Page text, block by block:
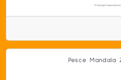
Pesce Mandala